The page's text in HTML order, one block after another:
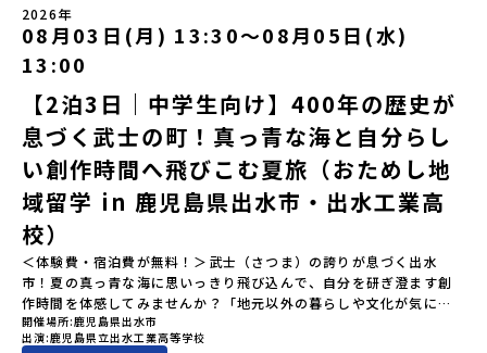
ら抽選の上、締め切り日から1週間を目途に、お申し込み時に記入い
ただいたメールアドレス宛に「当選／落選メール」をお送りいたし
ます。当選者は、メールに記載された「当選確認フォーム」に３日
以内に回答いただき、確認フォームの提出をもって参加確定とさせ
ていただきます。当選確認フォームの期日までにご回答いただけな
い場合は、当選を取り消しとさせていただきます。当選取り消しが
あった場合は、繰り上げ当選者へご連絡させていただきます。登録
メールアドレスの変更をご希望の場合は下記の地域みらい留学公式
LINEよりご連絡をお願いします。※受信制限設定をしていると、通
知メールをお受け取りいただけません。その場合は、
「@miratabi.jp」からのメールを受信できるよう設定をお願いいた
します。※結果に関する個別のお問合せにはお答えしておりません
ので、ご了承ください。・お申し込みについてお申込はお一人様1回
限りです。PC・スマートフォンからお申込ください。申込後の内容
変更はできません。お申込時は、メールアドレスの入力間違いにご
注意ください。・宿泊について１室に複数(同性2～4名程度)で宿泊
いただく予定です。・食事アレルギー対応について個別の詳細なア
「みんなでBBQディナー」 -さらに仲間や地元の高校生、町の大人
たちと交流＜3日目＞（AM）「アイヌが愛した森を散策するフィー
ルドワーク」「3日間の振り返りワーク」 -みんなで振り返り対話
「ランチ/お土産タイム」（PM） 13：30頃プログラム終了-新千歳
空港には15：00頃に到着予定です。※天候の状況や参加人数によっ
てプログラムを変更する場合がございます。参加概要【開催場所】
北海道平取町（びらとりちょう）【実施日程】7月18日(土)～7月20
日(月祝)※参加が確定した方には6月3日(水) 18：30～20：00に
「参加者向け事前オンライン研修」をご案内する予定です。必ず参
加をお願いします。【集合場所・時間】7月18日(土) 12：00 新千歳
空港※12：00までに新千歳空港に到着する便で手配ください。【解
散場所・時間】7月20日(祝月) 15：00頃 新千歳空港※16：00以降
に新千歳空港を出発する便で手配ください。【対象】中学2年生、中
学3年生【宿泊先】ゲストハウス ヤント※ドミトリータイプの2段ベ
ッド（1室2～4名）で宿泊いただく予定です。【旅行代金】無料※旅
行代金に含まれる費用のうち、以下の内容が無料となります・宿泊
費（2泊分）・プログラム内のアクティビティ・体験費用・一部の食
です。どんな困難な状況にも真っ向から立ち向かい、未知の領域へ
夢を追って挑戦し続ける姿勢や、手つかずの大自然の中で一攫千金
の夢を抱いて熱中した「砂金掘り」、自らの手で広大な大地を切り
拓いてきた農業や漁業の歴史など、夢を追う人々が集まる他の町に
はない風土が存在します。大樹町では、このフロンティアスピリッ
ツが現在、「北海道の小さな町から宇宙を目指す」という新たな夢
へと繋がっています。 「宇宙版シリコンバレー」の実現を目指し、
国内外の宇宙関連企業が集まる宇宙港「北海道スペースポート」の
整備が進められています。 この未来への挑戦の精神は、民間企業に
よる日本初のロケット打ち上げ成功という形で実を結び、世界有数
のロケット発射場の適地として全国・アジア各国からも大きな注目
を集めています 今回は、そんな大樹町の過去から未来へ繋がるフロ
ンティアスピリッツに触れるアクティビティへ出発！農業からロケ
ットまで本物の現場を体感し、他では味わえない体験を五感をフル
につかって楽しむことができます🎵大樹高校は、農業から宇宙まで
「町のぜんぶが教科書」！大樹高校の学びは、ただ教室の机に座っ
ているだけではありません！農業や漁業から、最先端の宇宙科学ま
2026年
08月03日(月) 13:30〜08月05日(水)
13:00
【2泊3日｜中学生向け】400年の歴史が
息づく武士の町！真っ青な海と自分らし
い創作時間へ飛びこむ夏旅（おためし地
域留学 in 鹿児島県出水市・出水工業高
校）
＜体験費・宿泊費が無料！＞武士（さつま）の誇りが息づく出水
市！夏の真っ青な海に思いっきり飛び込んで、自分を研ぎ澄ます創
作時間を体感してみませんか？「地元以外の暮らしや文化が気にな
る。いつか留学してみたい！」「自分の進学や将来の可能性をもっ
とひらきたい！」「ものづくりや工業高校に興味がある！」そんな
開催場所 鹿児島県出水市
出演 鹿児島県立出水工業高等学校